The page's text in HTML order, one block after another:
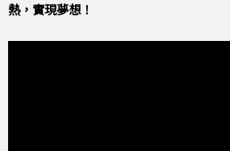
熱，實現夢想！